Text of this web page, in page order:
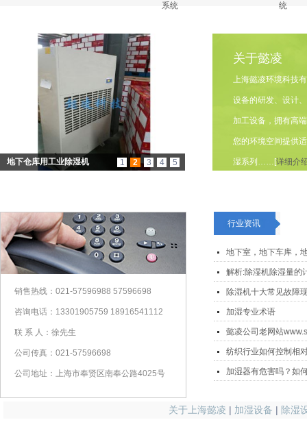
加湿系
地下仓库用工业除湿机 1 2 3 4 5
关于懿凌
上海懿凌环境科技
设备的研发、设计
加工设备，拥有高
您的环境空间提供
湿系列……[详细介
销售热线：021-57596988 57596698
咨询电话：13301905759 18916541112
联 系 人：徐先生
公司传真：021-57596698
公司地址：上海市奉贤区南奉公路4025号
行业资讯
地下室，地下车库，
解析:除湿机除湿量的
除湿机十大常见故障
加湿专业术语
懿凌公司老网站
纺织行业如何控制相
加湿器有危害吗？如
关于上海懿凌 | 加湿设备 | 除湿